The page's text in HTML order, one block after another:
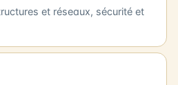
et réseaux, sécurité et